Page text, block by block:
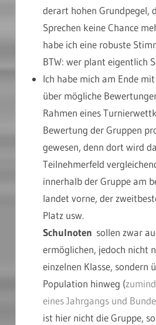
derart hohen Grundpegel,
Sprechen keine Chance
habe ich eine robuste
BTW: wer plant eigentlich
Ich habe mich am Ende
über mögliche
Rahmen eines
Bewertung der Gruppen
gewesen, denn dort wird
Teilnehmerfeld
innerhalb der Gruppe am
landet vorne, der
Platz usw.
Schulnoten sollen zwar
ermöglichen, jedoch nicht
einzelnen Klasse, sondern
Population hinweg (
eines Jahrgangs und
ist hier nicht die Gruppe,